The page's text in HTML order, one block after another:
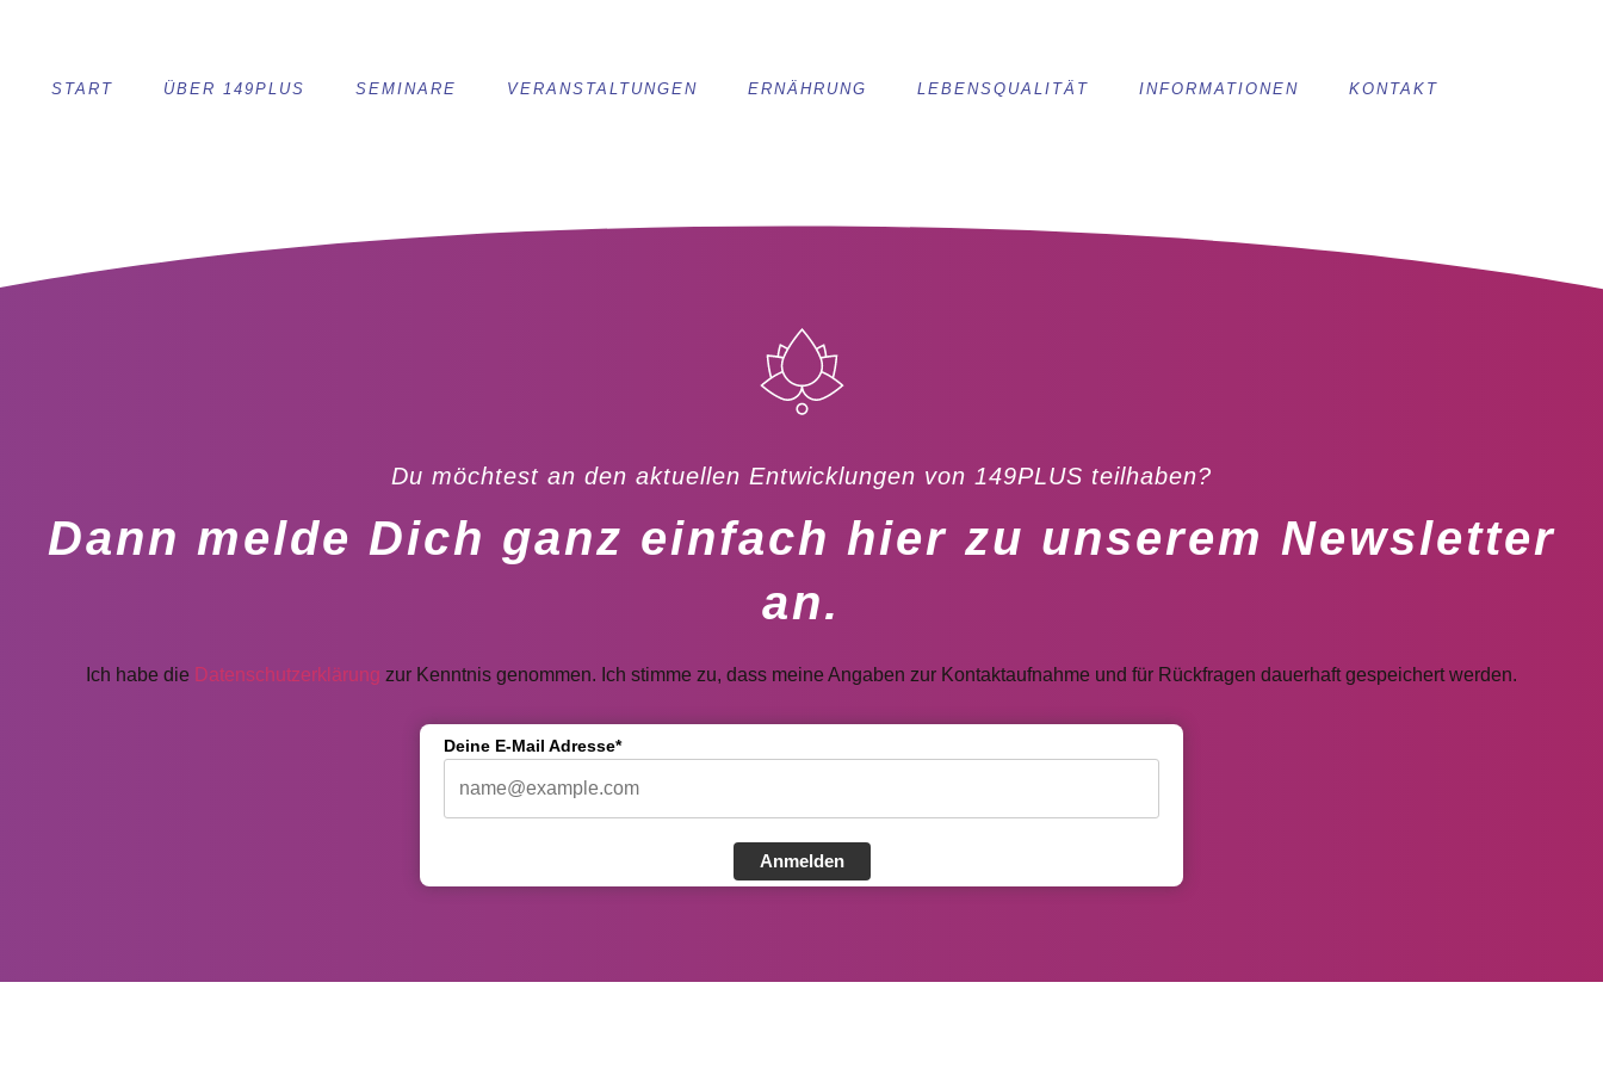
START ÜBER 149PLUS SEMINARE VERANSTALTUNGEN ERNÄHRUNG LEBENSQUALITÄT INFORMATIONEN KONTAKT
Du möchtest an den aktuellen Entwicklungen von 149PLUS teilhaben?
Dann melde Dich ganz einfach hier zu unserem Newsletter
an.
Ich habe die Datenschutzerklärung zur Kenntnis genommen. Ich stimme zu, dass meine Angaben zur Kontaktaufnahme und für Rückfragen dauerhaft gespeichert werden.
Deine E-Mail Adresse*
Anmelden